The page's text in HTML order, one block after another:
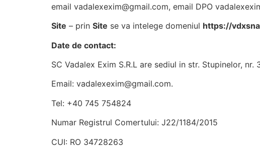
email vadalexexim@gmail.com, email DPO
Site – prin Site se va intelege domeniul https://
Date de contact:
SC Vadalex Exim S.R.L are sediul in str. Stupinelor,
Email: vadalexexim@gmail.com.
Tel: +40 745 754824
Numar Registrul Comertului: J22/1184/2015
CUI: RO 34728263